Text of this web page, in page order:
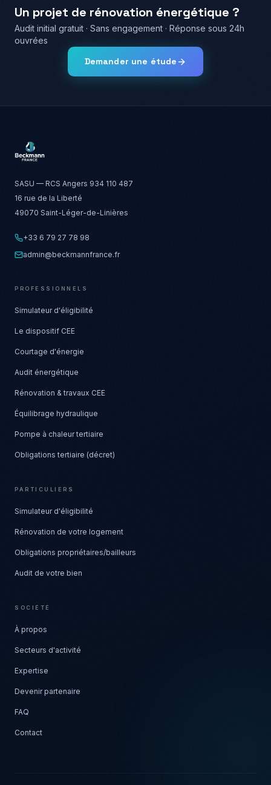
Un projet de rénovation énergétique ?
Audit initial gratuit · Sans engagement · Réponse sous 24h
ouvrées
Demander une étude
SASU — RCS Angers 934 110 487
16 rue de la Liberté
49070 Saint-Léger-de-Linières
+33 6 79 27 78 98
admin@beckmannfrance.fr
PROFESSIONNELS
Simulateur d'éligibilité
Le dispositif CEE
Courtage d'énergie
Audit énergétique
Rénovation & travaux CEE
Équilibrage hydraulique
Pompe à chaleur tertiaire
Obligations tertiaire (décret)
PARTICULIERS
Simulateur d'éligibilité
Rénovation de votre logement
Obligations propriétaires/bailleurs
Audit de votre bien
SOCIÉTÉ
À propos
Secteurs d'activité
Expertise
Devenir partenaire
FAQ
Contact